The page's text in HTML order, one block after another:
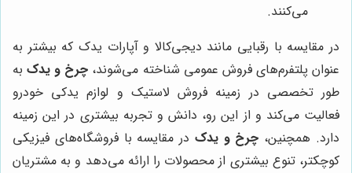
می‌کنند.
در مقایسه با رقبایی مانند دیجی‌کالا و آپارات یدک که بیشتر به
عنوان پلتفرم‌های فروش عمومی شناخته می‌شوند، چرخ و یدکبه
طور تخصصی در زمینه فروش لاستیک و لوازم یدکی خودرو
فعالیت می‌کند و از این رو، دانش و تجربه بیشتری در این زمینه
دارد. همچنین، چرخ و یدک در مقایسه با فروشگاه‌های فیزیکی
کوچکتر، تنوع بیشتری از محصولات را ارائه می‌دهد و به مشتریان